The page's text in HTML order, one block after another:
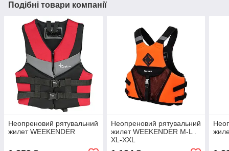
Подібні товари компанії
Неопреновий рятувальний
жилет WEEKENDER
Неопреновий рятувальний
жилет WEEKENDER M-L .
XL-XXL